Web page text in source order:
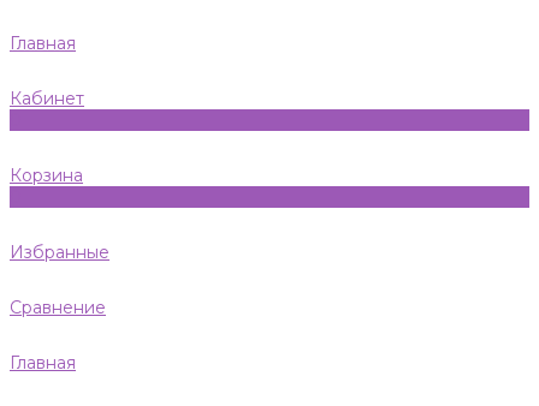
Главная
Кабинет
Корзина
Избранные
Сравнение
Главная